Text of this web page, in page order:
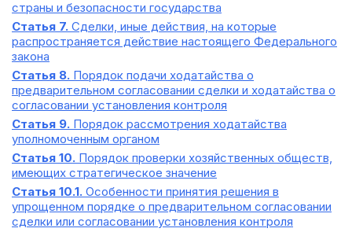
страны и безопасности государства
Статья 7. Сделки, иные действия, на которые
распространяется действие настоящего Федерального
закона
Статья 8. Порядок подачи ходатайства о
предварительном согласовании сделки и ходатайства о
согласовании установления контроля
Статья 9. Порядок рассмотрения ходатайства
уполномоченным органом
Статья 10. Порядок проверки хозяйственных обществ,
имеющих стратегическое значение
Статья 10.1. Особенности принятия решения в
упрощенном порядке о предварительном согласовании
сделки или согласовании установления контроля